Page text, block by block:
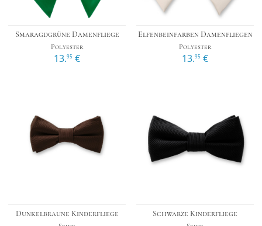
Smaragdgrüne Damenfliege
Polyester
13.95 €
Elfenbeinfarben Damenfliegen
Polyester
13.95 €
Dunkelbraune Kinderfliege Schwarze Kinderfliege